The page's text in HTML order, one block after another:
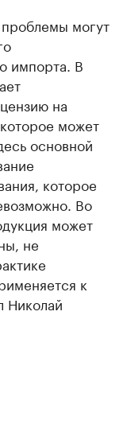
могут
импорта. В
на
может
основной
которое
Во
может
не
к
Николай